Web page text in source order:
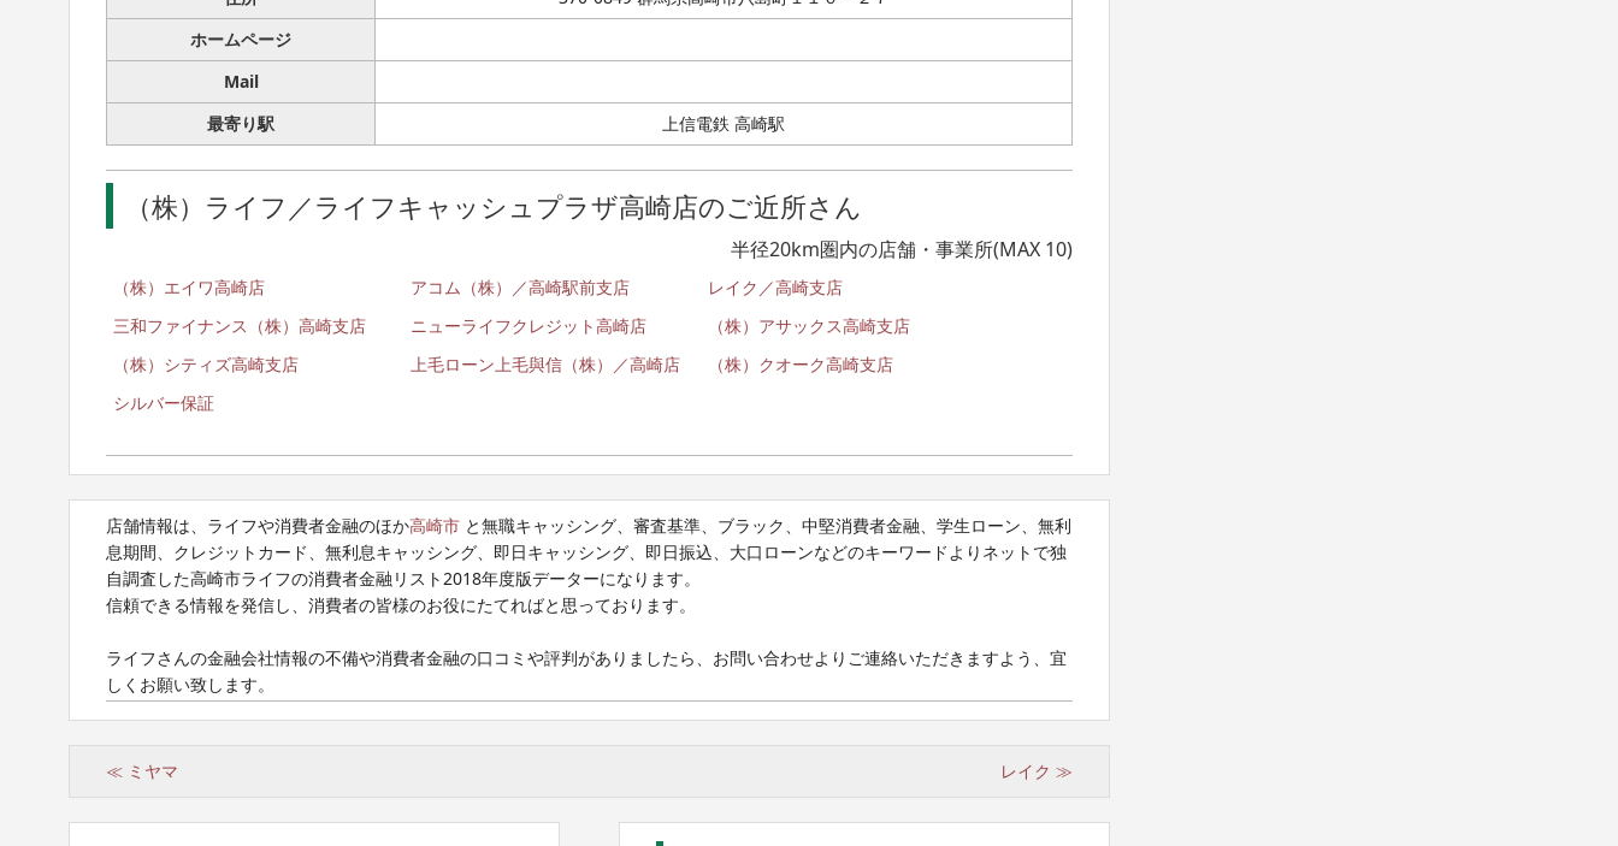
ホームページ
Mail
最寄り駅
上信電鉄 高崎駅
（株）ライフ／ライフキャッシュプラザ高崎店のご近所さん
半径20km圏内の店舗・事業所(MAX 10)
（株）エイワ高崎店 アコム（株）／高崎駅前支店
レイク／高崎支店
三和ファイナンス（株）高崎支店
ニューライフクレジット高崎店
（株）アサックス高崎支店
（株）シティズ高崎支店
上毛ローン上毛與信（株）／高崎店
（株）クオーク高崎支店
シルバー保証
店舗情報は、ライフや消費者金融のほか高崎市 と無職キャッシング、審査基準、ブラック、中堅消費者金融、学生ローン、無利
息期間、クレジットカード、無利息キャッシング、即日キャッシング、即日振込、大口ローンなどのキーワードよりネットで独
自調査した高崎市ライフの消費者金融リスト2018年度版データーになります。
信頼できる情報を発信し、消費者の皆様のお役にたてればと思っております。
ライフさんの金融会社情報の不備や消費者金融の口コミや評判がありましたら、お問い合わせよりご連絡いただきますよう、宜
しくお願い致します。
≪ ミヤマ レイク ≫